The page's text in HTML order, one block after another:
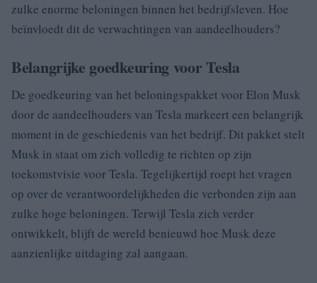
zulke enorme beloningen binnen het bedrijfsleven. Hoe
beïnvloedt dit de verwachtingen van aandeelhouders?
Belangrijke goedkeuring voor Tesla
De goedkeuring van het beloningspakket voor Elon Musk
door de aandeelhouders van Tesla markeert een belangrijk
moment in de geschiedenis van het bedrijf. Dit pakket stelt
Musk in staat om zich volledig te richten op zijn
toekomstvisie voor Tesla. Tegelijkertijd roept het vragen
op over de verantwoordelijkheden die verbonden zijn aan
zulke hoge beloningen. Terwijl Tesla zich verder
ontwikkelt, blijft de wereld benieuwd hoe Musk deze
aanzienlijke uitdaging zal aangaan.